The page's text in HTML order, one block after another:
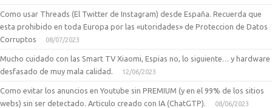
Como usar Threads (El Twitter de Instagram) desde España. Recuerda que
esta prohibido en toda Europa por las «utoridades» de Proteccion de Datos
Corruptos
08/07/2023
Mucho cuidado con las Smart TV Xiaomi, Espias no, lo siguiente… y hardware
desfasado de muy mala calidad.
12/06/2023
Como evitar los anuncios en Youtube sin PREMIUM (y en el 99% de los sitios
webs) sin ser detectado. Articulo creado con IA (ChatGTP).
08/06/2023